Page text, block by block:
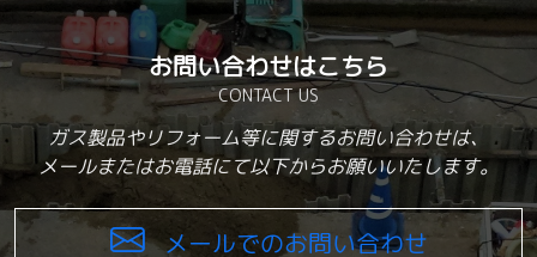
お問い合わせはこちら
CONTACT US
ガス製品やリフォーム等に関するお問い合わせは、
メールまたはお電話にて以下からお願いいたします。
メールでのお問い合わせ